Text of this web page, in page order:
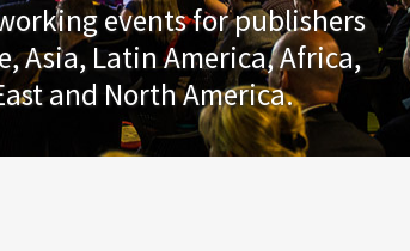
events for publishers
Asia, Latin America, Africa,
and North America.